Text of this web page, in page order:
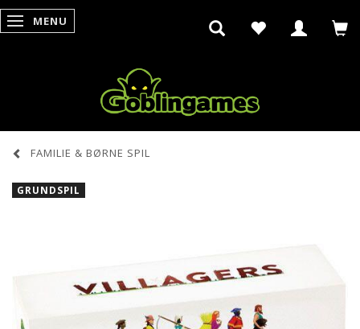
SKIFTE NAVIGATION
MENU
FAMILIE & BØRNE SPIL
GRUNDSPIL